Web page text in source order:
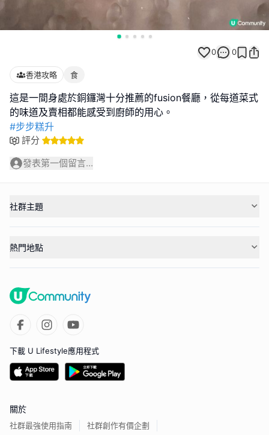
0 0
香港攻略 食
這是一間身處於銅鑼灣十分推薦的fusion餐廳，從每道菜式
#步步糕升
評分
發表第一個留言...
社群主題
熱門地點
下載 U Lifestyle應用程式
關於
社群最強使用指南 社群創作有價企劃